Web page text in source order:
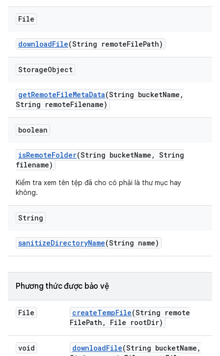
File
downloadFile(String remoteFilePath)
StorageObject
getRemoteFileMetaData(String bucketName ,
String remoteFilename)
boolean
isRemoteFolder(String bucketName , String
filename)
Kiểm tra xem tên tệp đã cho có phải là thư mục hay
không.
String
sanitizeDirectoryName(String name)
Phương thức được bảo vệ
File createTempFile(String remote
FilePath , File rootDir)
void downloadFile(String bucketName ,